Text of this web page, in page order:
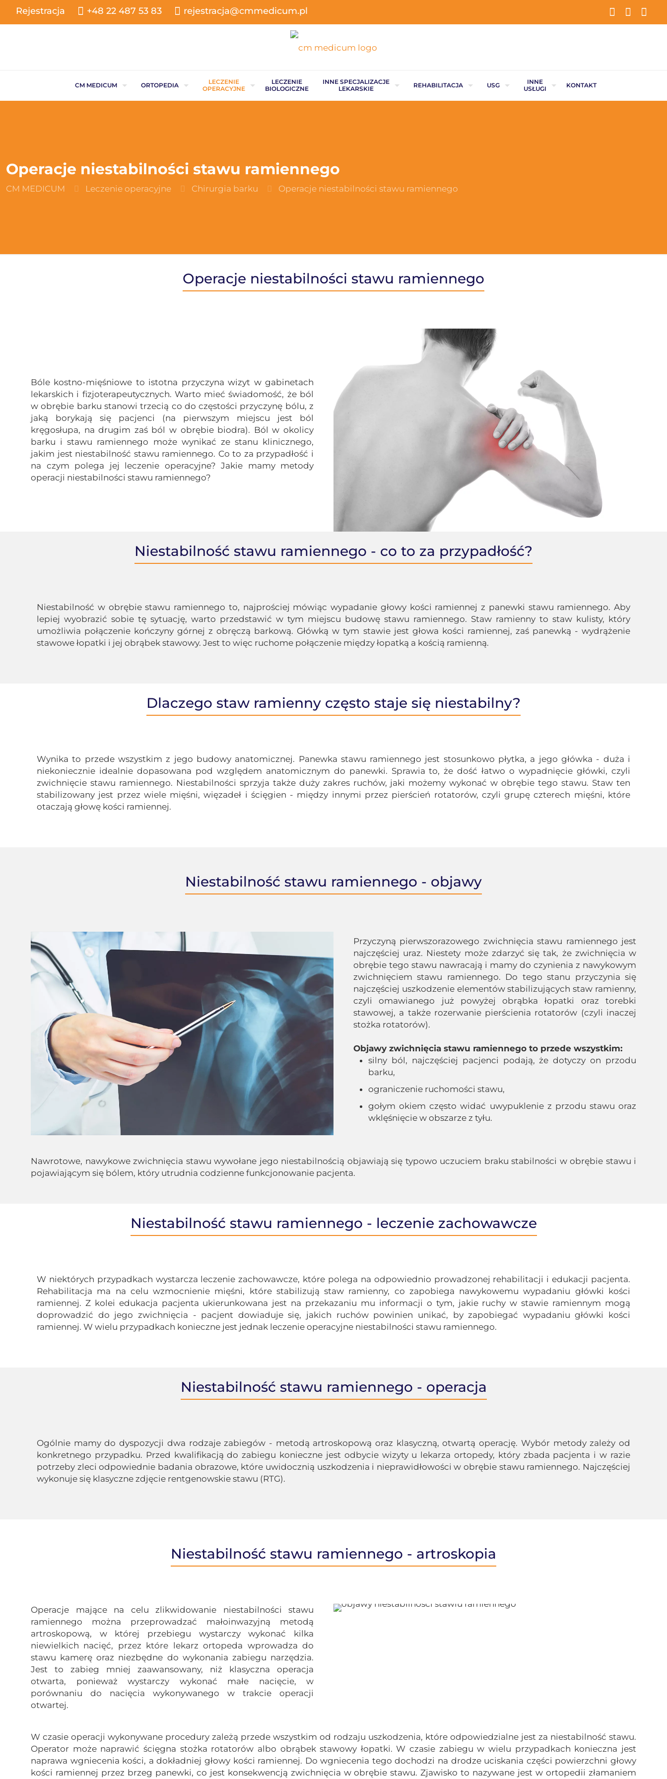
Rejestracja +48 22 487 53 83 rejestracja@cmmedicum.pl
CM MEDICUM ORTOPEDIA
LECZENIE
OPERACYJNE
LECZENIE
BIOLOGICZNE
INNE SPECJALIZACJE
LEKARSKIE
REHABILITACJA USG
INNE
USŁUGI
KONTAKT
Operacje niestabilności stawu ramiennego
CM MEDICUM Leczenie operacyjne Chirurgia barku Operacje niestabilności stawu ramiennego
Operacje niestabilności stawu ramiennego
Bóle kostno-mięśniowe to istotna przyczyna wizyt w gabinetach
lekarskich i fizjoterapeutycznych. Warto mieć świadomość, że ból
w obrębie barku stanowi trzecią co do częstości przyczynę bólu, z
jaką borykają się pacjenci (na pierwszym miejscu jest ból
kręgosłupa, na drugim zaś ból w obrębie biodra). Ból w okolicy
barku i stawu ramiennego może wynikać ze stanu klinicznego,
jakim jest niestabilność stawu ramiennego. Co to za przypadłość i
na czym polega jej leczenie operacyjne? Jakie mamy metody
operacji niestabilności stawu ramiennego?
Niestabilność stawu ramiennego - co to za przypadłość?
Niestabilność w obrębie stawu ramiennego to, najprościej mówiąc wypadanie głowy kości ramiennej z panewki stawu ramiennego. Aby
lepiej wyobrazić sobie tę sytuację, warto przedstawić w tym miejscu budowę stawu ramiennego. Staw ramienny to staw kulisty, który
umożliwia połączenie kończyny górnej z obręczą barkową. Główką w tym stawie jest głowa kości ramiennej, zaś panewką - wydrążenie
stawowe łopatki i jej obrąbek stawowy. Jest to więc ruchome połączenie między łopatką a kością ramienną.
Dlaczego staw ramienny często staje się niestabilny?
Wynika to przede wszystkim z jego budowy anatomicznej. Panewka stawu ramiennego jest stosunkowo płytka, a jego główka - duża i
niekoniecznie idealnie dopasowana pod względem anatomicznym do panewki. Sprawia to, że dość łatwo o wypadnięcie główki, czyli
zwichnięcie stawu ramiennego. Niestabilności sprzyja także duży zakres ruchów, jaki możemy wykonać w obrębie tego stawu. Staw ten
stabilizowany jest przez wiele mięśni, więzadeł i ścięgien - między innymi przez pierścień rotatorów, czyli grupę czterech mięśni, które
otaczają głowę kości ramiennej.
Niestabilność stawu ramiennego - objawy
Przyczyną pierwszorazowego zwichnięcia stawu ramiennego jest
najczęściej uraz. Niestety może zdarzyć się tak, że zwichnięcia w
obrębie tego stawu nawracają i mamy do czynienia z nawykowym
zwichnięciem stawu ramiennego. Do tego stanu przyczynia się
najczęściej uszkodzenie elementów stabilizujących staw ramienny,
czyli omawianego już powyżej obrąbka łopatki oraz torebki
stawowej, a także rozerwanie pierścienia rotatorów (czyli inaczej
stożka rotatorów).
Objawy zwichnięcia stawu ramiennego to przede wszystkim:
silny ból, najczęściej pacjenci podają, że dotyczy on przodu
barku,
ograniczenie ruchomości stawu,
gołym okiem często widać uwypuklenie z przodu stawu oraz
wklęśnięcie w obszarze z tyłu.
Nawrotowe, nawykowe zwichnięcia stawu wywołane jego niestabilnością objawiają się typowo uczuciem braku stabilności w obrębie stawu i
pojawiającym się bólem, który utrudnia codzienne funkcjonowanie pacjenta.
Niestabilność stawu ramiennego - leczenie zachowawcze
W niektórych przypadkach wystarcza leczenie zachowawcze, które polega na odpowiednio prowadzonej rehabilitacji i edukacji pacjenta.
Rehabilitacja ma na celu wzmocnienie mięśni, które stabilizują staw ramienny, co zapobiega nawykowemu wypadaniu główki kości
ramiennej. Z kolei edukacja pacjenta ukierunkowana jest na przekazaniu mu informacji o tym, jakie ruchy w stawie ramiennym mogą
doprowadzić do jego zwichnięcia - pacjent dowiaduje się, jakich ruchów powinien unikać, by zapobiegać wypadaniu główki kości
ramiennej. W wielu przypadkach konieczne jest jednak leczenie operacyjne niestabilności stawu ramiennego.
Niestabilność stawu ramiennego - operacja
Ogólnie mamy do dyspozycji dwa rodzaje zabiegów - metodą artroskopową oraz klasyczną, otwartą operację. Wybór metody zależy od
konkretnego przypadku. Przed kwalifikacją do zabiegu konieczne jest odbycie wizyty u lekarza ortopedy, który zbada pacjenta i w razie
potrzeby zleci odpowiednie badania obrazowe, które uwidocznią uszkodzenia i nieprawidłowości w obrębie stawu ramiennego. Najczęściej
wykonuje się klasyczne zdjęcie rentgenowskie stawu (RTG).
Niestabilność stawu ramiennego - artroskopia
Operacje mające na celu zlikwidowanie niestabilności stawu
ramiennego można przeprowadzać małoinwazyjną metodą
artroskopową, w której przebiegu wystarczy wykonać kilka
niewielkich nacięć, przez które lekarz ortopeda wprowadza do
stawu kamerę oraz niezbędne do wykonania zabiegu narzędzia.
Jest to zabieg mniej zaawansowany, niż klasyczna operacja
otwarta, ponieważ wystarczy wykonać małe nacięcie, w
porównaniu do nacięcia wykonywanego w trakcie operacji
otwartej.
W czasie operacji wykonywane procedury zależą przede wszystkim od rodzaju uszkodzenia, które odpowiedzialne jest za niestabilność stawu.
Operator może naprawić ścięgna stożka rotatorów albo obrąbek stawowy łopatki. W czasie zabiegu w wielu przypadkach konieczna jest
naprawa wgniecenia kości, a dokładniej głowy kości ramiennej. Do wgniecenia tego dochodzi na drodze uciskania części powierzchni głowy
kości ramiennej przez brzeg panewki, co jest konsekwencją zwichnięcia w obrębie stawu. Zjawisko to nazywane jest w ortopedii złamaniem